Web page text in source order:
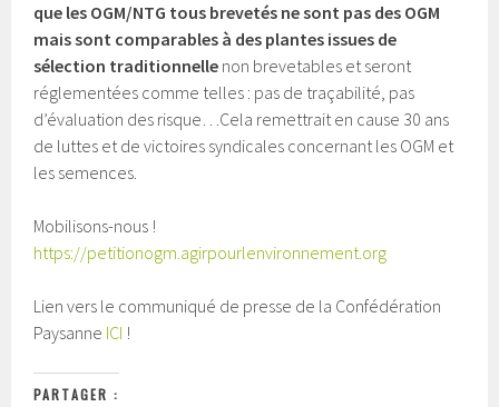
que les OGM/NTG tous brevetés ne sont pas des OGM
mais sont comparables à des plantes issues de
sélection traditionnelle non brevetables et seront
réglementées comme telles : pas de traçabilité, pas
d’évaluation des risque…Cela remettrait en cause 30 ans
de luttes et de victoires syndicales concernant les OGM et
les semences.
Mobilisons-nous !
https://petitionogm.agirpourlenvironnement.org
Lien vers le communiqué de presse de la Confédération
Paysanne ICI !
PARTAGER :